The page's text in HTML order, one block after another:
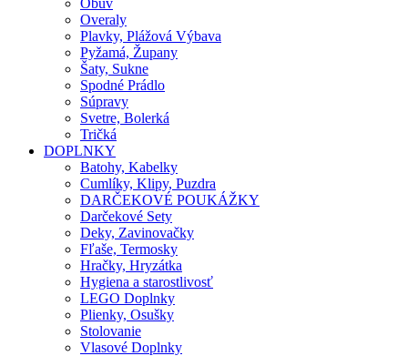
Overaly
Plavky, Plážová Výbava
Pyžamá, Župany
Šaty, Sukne
Spodné Prádlo
Súpravy
Svetre, Bolerká
Tričká
DOPLNKY
Batohy, Kabelky
Cumlíky, Klipy, Puzdra
DARČEKOVÉ POUKÁŽKY
Darčekové Sety
Deky, Zavinovačky
Fľaše, Termosky
Hračky, Hryzátka
Hygiena a starostlivosť
LEGO Doplnky
Plienky, Osušky
Stolovanie
Vlasové Doplnky